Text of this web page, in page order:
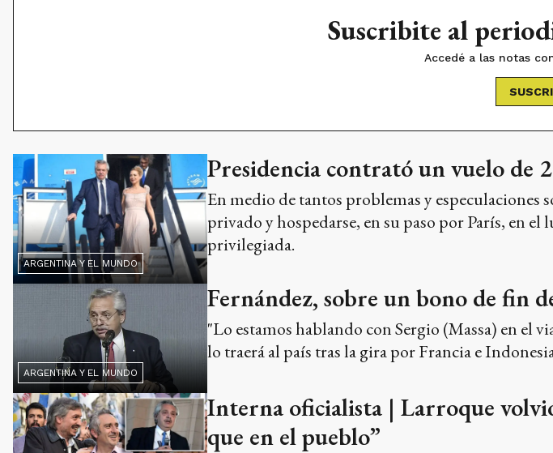
Suscribite al
Accedé a las notas
ARGENTINA Y EL MUNDO
Presidencia contrató un vuelo de
En medio de tantos problemas y
privado y hospedarse, en su paso por París, en
privilegiada.
ARGENTINA Y EL MUNDO
Fernández, sobre un bono de fin
"Lo estamos hablando con Sergio (Massa) en el
lo traerá al país tras la gira por Francia e
Interna oficialista | Larroque
que en el pueblo”